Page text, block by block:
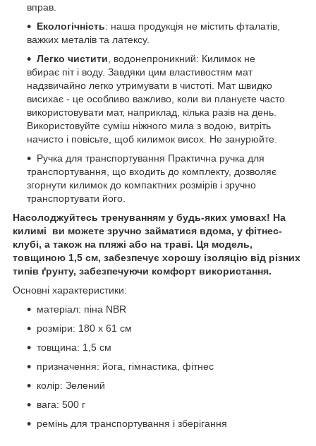
вправ.
Екологічність: наша продукція не містить фталатів,
важких металів та латексу.
Легко чистити , водонепроникний: Килимок не
вбирає піт і воду. Завдяки цим властивостям мат
надзвичайно легко утримувати в чистоті. Мат швидко
висихає - це особливо важливо, коли ви плануєте часто
використовувати мат, наприклад, кілька разів на день.
Використовуйте суміш ніжного мила з водою, витріть
начисто і повісьте, щоб килимок висох. Не занурюйте.
Ручка для транспортування Практична ручка для
транспортування, що входить до комплекту, дозволяє
згорнути килимок до компактних розмірів і зручно
транспортувати його.
Насолоджуйтесь тренуванням у будь-яких умовах! На
килимі ви можете зручно займатися вдома, у фітнес-
клубі, а також на пляжі або на траві. Ця модель,
товщиною 1,5 см, забезпечує хорошу ізоляцію від різних
типів ґрунту, забезпечуючи комфорт використання.
Основні характеристики:
матеріал: піна NBR
розміри: 180 x 61 см
товщина: 1,5 см
призначення: йога, гімнастика, фітнес
колір: Зелений
вага: 500 г
ремінь для транспортування і зберігання